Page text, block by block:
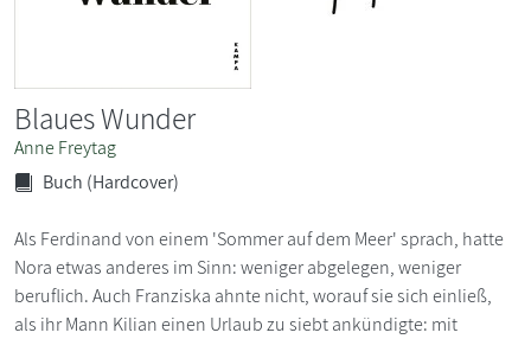
Blaues Wunder
Anne Freytag
Buch (Hardcover)
Als Ferdinand von einem 'Sommer auf dem Meer' sprach, hatte
Nora etwas anderes im Sinn: weniger abgelegen, weniger
beruflich. Auch Franziska ahnte nicht, worauf sie sich einließ,
als ihr Mann Kilian einen Urlaub zu siebt ankündigte: mit